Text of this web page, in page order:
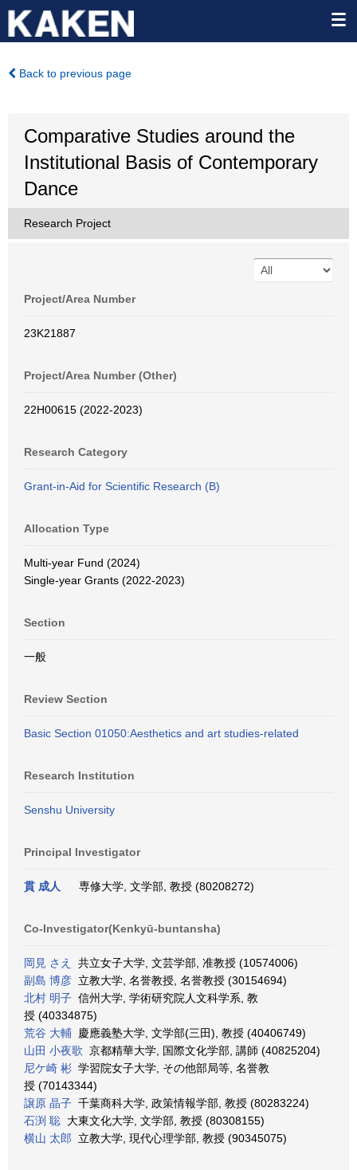
Back to previous page
Comparative Studies around the
Institutional Basis of Contemporary
Dance
Research Project
Project/Area Number
23K21887
Project/Area Number (Other)
22H00615 (2022-2023)
Research Category
Grant-in-Aid for Scientific Research (B)
Allocation Type
Multi-year Fund (2024)
Single-year Grants (2022-2023)
Section
一般
Review Section
Basic Section 01050:Aesthetics and art studies-related
Research Institution
Senshu University
Principal Investigator
貫 成人 専修大学, 文学部, 教授 (80208272)
Co-Investigator(Kenkyū-buntansha)
岡見 さえ
共立女子大学, 文芸学部, 准教授 (10574006)
副島 博彦 立教大学, 名誉教授, 名誉教授 (30154694)
北村 明子 信州大学, 学術研究院人文科学系, 教
授 (40334875)
荒谷 大輔 慶應義塾大学, 文学部(三田), 教授 (40406749)
山田 小夜歌 京都精華大学, 国際文化学部, 講師 (40825204)
尼ケ崎 彬 学習院女子大学, その他部局等, 名誉教
授 (70143344)
譲原 晶子 千葉商科大学, 政策情報学部, 教授 (80283224)
石渕 聡 大東文化大学, 文学部, 教授 (80308155)
横山 太郎 立教大学, 現代心理学部, 教授 (90345075)